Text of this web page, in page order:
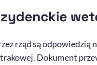
rząd są odpowiedzią
Dokument